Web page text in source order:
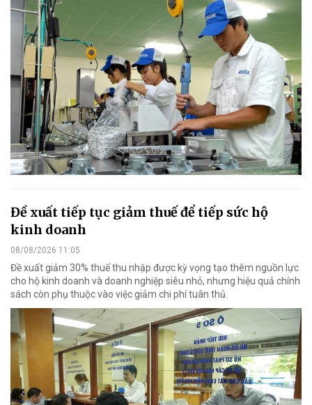
Đề xuất tiếp tục giảm thuế để tiếp sức hộ
kinh doanh
08/08/2026 11:05
Đề xuất giảm 30% thuế thu nhập được kỳ vọng tạo thêm nguồn lực
cho hộ kinh doanh và doanh nghiệp siêu nhỏ, nhưng hiệu quả chính
sách còn phụ thuộc vào việc giảm chi phí tuân thủ.